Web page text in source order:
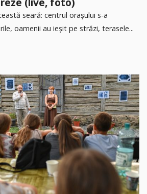
seară: centrul orașului s-a
oamenii au ieșit pe străzi, terasele...